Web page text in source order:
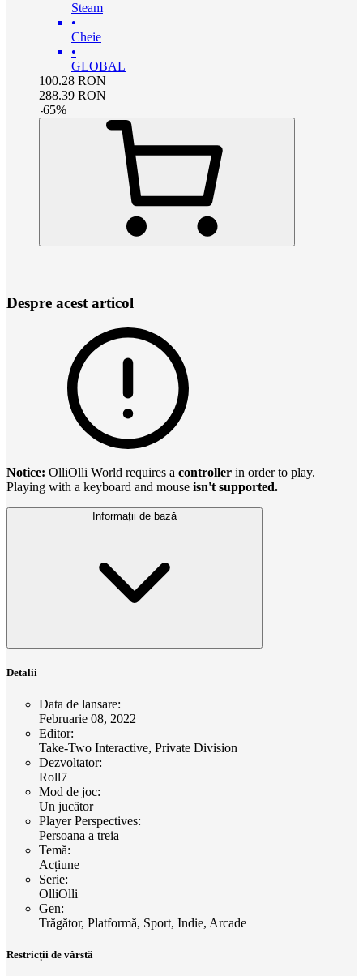
Steam
•
Cheie
•
GLOBAL
100.28 RON
288.39 RON
-65%
Despre acest articol
Notice: OlliOlli World requires a controller in order to play.
Playing with a keyboard and mouse isn't supported.
Informații de bază
Detalii
Data de lansare:
Februarie 08, 2022
Editor:
Take-Two Interactive, Private Division
Dezvoltator:
Roll7
Mod de joc:
Un jucător
Player Perspectives:
Persoana a treia
Temă:
Acțiune
Serie:
OlliOlli
Gen:
Trăgător, Platformă, Sport, Indie, Arcade
Restricții de vârstă